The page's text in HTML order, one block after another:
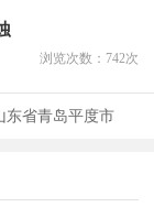
浏览次数： 742次
东省青岛平度市